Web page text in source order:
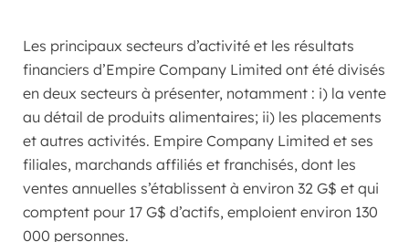
Les principaux secteurs d’activité et les résultats
financiers d’Empire Company Limited ont été divisés
en deux secteurs à présenter, notamment : i) la vente
au détail de produits alimentaires; ii) les placements
et autres activités. Empire Company Limited et ses
filiales, marchands affiliés et franchisés, dont les
ventes annuelles s’établissent à environ 32 G$ et qui
comptent pour 17 G$ d’actifs, emploient environ 130
000 personnes.